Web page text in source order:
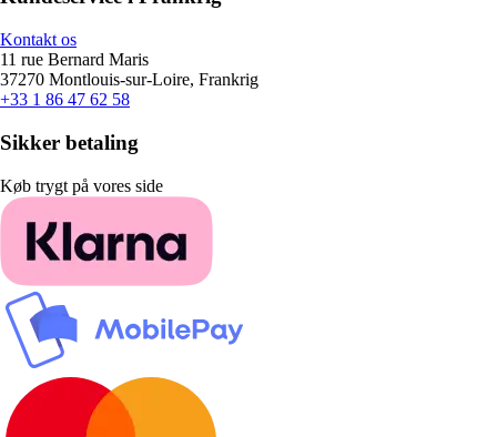
Kontakt os
11 rue Bernard Maris
37270 Montlouis-sur-Loire, Frankrig
+33 1 86 47 62 58
Sikker betaling
Køb trygt på vores side